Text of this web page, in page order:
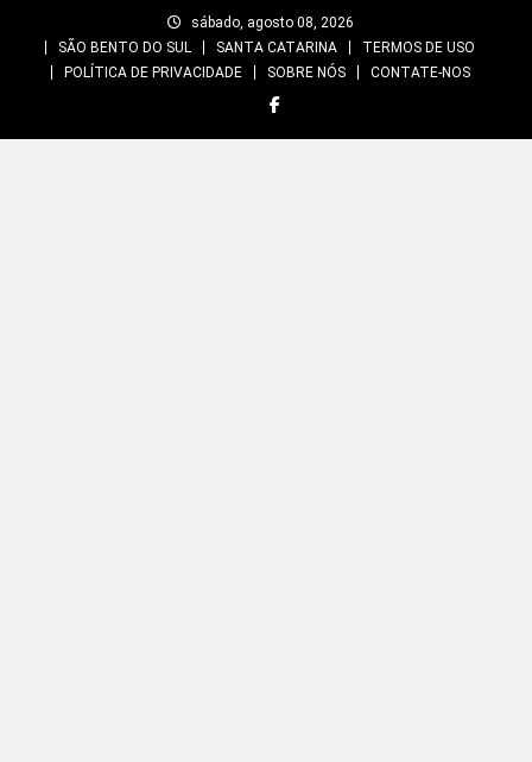
sábado, agosto 08, 2026
SÃO BENTO DO SUL
SANTA CATARINA
TERMOS DE USO
POLÍTICA DE PRIVACIDADE
SOBRE NÓS CONTATE-NOS